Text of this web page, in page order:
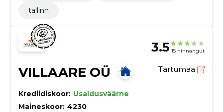
tallinn
3.5 15 hinnangut
VILLAARE OÜ Tartumaa
Krediidiskoor: Usaldusväärne
Maineskoor: 4230